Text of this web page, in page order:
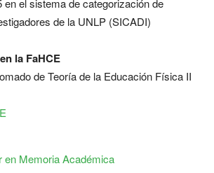
en el sistema de categorización de
de la UNLP (SICADI)
la FaHCE
de Teoría de la Educación Física II
en Memoria Académica